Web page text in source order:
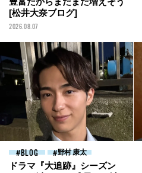
[松井大奈ブログ]
2026.08.07
BLOG 野村 康太
ドラマ『大追跡』シーズン